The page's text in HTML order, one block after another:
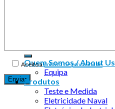
Aceito apolítica de privacidade
Quem Somos / About Us
Equipa
Produtos
Teste e Medida
Eletricidade Naval